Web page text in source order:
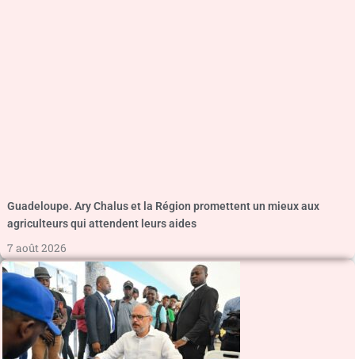
Guadeloupe. Ary Chalus et la Région promettent un mieux aux
agriculteurs qui attendent leurs aides
7 août 2026